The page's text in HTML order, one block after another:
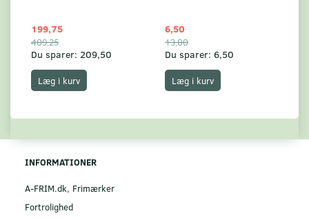
199,75
409,25
Du sparer: 209,50
Læg i kurv
6,50
13,00
Du sparer: 6,50
Læg i kurv
INFORMATIONER
A-FRIM.dk, Frimærker
Fortrolighed